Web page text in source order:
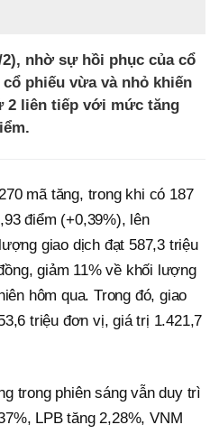
nhờ sự hồi phục của cổ
phiếu vừa và nhỏ khiến
2 liên tiếp với mức tăng
mã tăng, trong khi có 187
điểm (+0,39%), lên
giao dịch đạt 587,3 triệu
giảm 11% về khối lượng
hôm qua. Trong đó, giao
triệu đơn vị, giá trị 1.421,7
trong phiên sáng vẫn duy trì
LPB tăng 2,28%, VNM